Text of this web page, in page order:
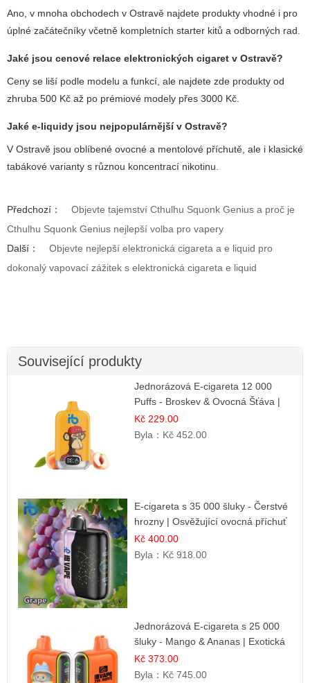
Ano, v mnoha obchodech v Ostravě najdete produkty vhodné i pro
úplné začátečníky včetně kompletních starter kitů a odborných rad.
Jaké jsou cenové relace elektronických cigaret v Ostravě?
Ceny se liší podle modelu a funkcí, ale najdete zde produkty od
zhruba 500 Kč až po prémiové modely přes 3000 Kč.
Jaké e-liquidy jsou nejpopulárnější v Ostravě?
V Ostravě jsou oblíbené ovocné a mentolové příchutě, ale i klasické
tabákové varianty s různou koncentrací nikotinu.
Předchozí：
Objevte tajemství Cthulhu Squonk Genius a proč je
Cthulhu Squonk Genius nejlepší volba pro vapery
Další：
Objevte nejlepší elektronická cigareta a e liquid pro
dokonalý vapovací zážitek s elektronická cigareta e liquid
Související produkty
Jednorázová E-cigareta 12 000
Puffs - Broskev & Ovocná Šťáva |
Osvěžující ovocná směs
Kč 229.00
Byla： Kč 452.00
E-cigareta s 35 000 šluky - Čerstvé
hrozny | Osvěžující ovocná příchuť
Kč 400.00
Byla： Kč 918.00
Jednorázová E-cigareta s 25 000
šluky - Mango & Ananas | Exotická
ovocná směs
Kč 373.00
Byla： Kč 745.00